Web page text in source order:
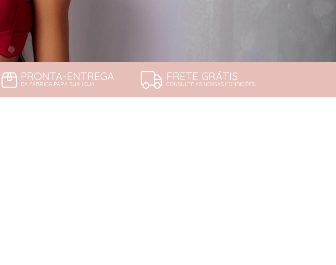
PRONTA-ENTREGA
DA FÁBRICA PARA SUA LOJA
FRETE GRÁTIS
CONSULTE AS NOSSAS CONDIÇÕES